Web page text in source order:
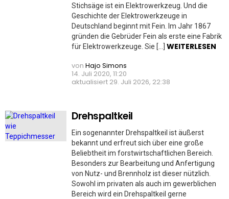
Stichsäge ist ein Elektrowerkzeug. Und die
Geschichte der Elektrowerkzeuge in
Deutschland beginnt mit Fein. Im Jahr 1867
gründen die Gebrüder Fein als erste eine Fabrik
für Elektrowerkzeuge. Sie […] WEITERLESEN
von Hajo Simons
14. Juli 2020, 11:20
aktualisiert 29. Juli 2026, 22:38
Drehspaltkeil
Ein sogenannter Drehspaltkeil ist äußerst
bekannt und erfreut sich über eine große
Beliebtheit im forstwirtschaftlichen Bereich.
Besonders zur Bearbeitung und Anfertigung
von Nutz- und Brennholz ist dieser nützlich.
Sowohl im privaten als auch im gewerblichen
Bereich wird ein Drehspaltkeil gerne